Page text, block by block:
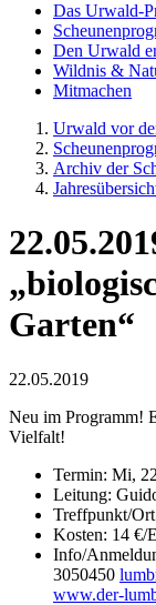
Das Urwald-
Den Urwald
Wildnis &
Mitmachen
Urwald vor
Archiv der
Garten“
22.05.2019
Neu im Programm!
Vielfalt!
Termin: Mi,
Leitung:
Treffpunkt/
Kosten: 14 €/
Info/
3050450
www.der-